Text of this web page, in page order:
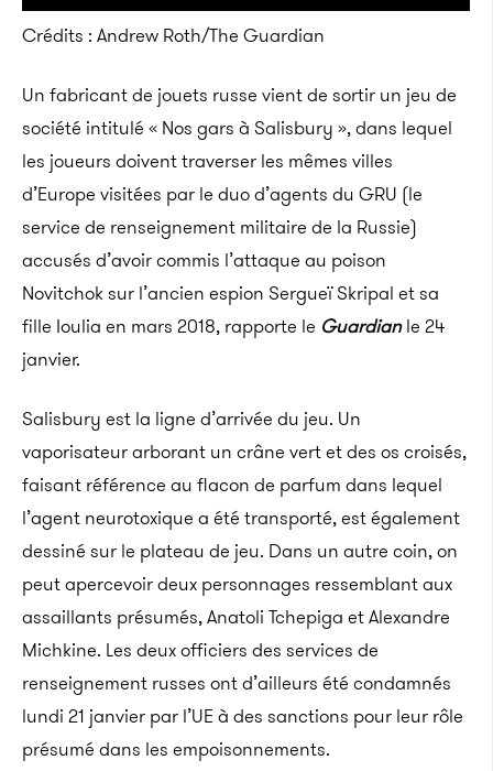
Crédits : Andrew Roth/The Guardian
Un fabricant de jouets russe vient de sortir un jeu de
société intitulé « Nos gars à Salisbury », dans lequel
les joueurs doivent traverser les mêmes villes
d’Europe visitées par le duo d’agents du GRU (le
service de renseignement militaire de la Russie)
accusés d’avoir commis l’attaque au poison
Novitchok sur l’ancien espion Sergueï Skripal et sa
fille Ioulia en mars 2018, rapporte le Guardianle 24
janvier.
Salisbury est la ligne d’arrivée du jeu. Un
vaporisateur arborant un crâne vert et des os croisés,
faisant référence au flacon de parfum dans lequel
l’agent neurotoxique a été transporté, est également
dessiné sur le plateau de jeu. Dans un autre coin, on
peut apercevoir deux personnages ressemblant aux
assaillants présumés, Anatoli Tchepiga et Alexandre
Michkine. Les deux officiers des services de
renseignement russes ont d’ailleurs été condamnés
lundi 21 janvier par l’UE à des sanctions pour leur rôle
présumé dans les empoisonnements.